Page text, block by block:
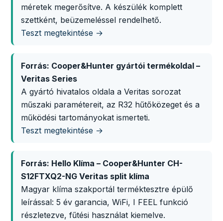
méretek megerősítve. A készülék komplett
szettként, beüzemeléssel rendelhető.
Teszt megtekintése →
Forrás: Cooper&Hunter gyártói termékoldal –
Veritas Series
A gyártó hivatalos oldala a Veritas sorozat
műszaki paramétereit, az R32 hűtőközeget és a
működési tartományokat ismerteti.
Teszt megtekintése →
Forrás: Hello Klíma – Cooper&Hunter CH-
S12FTXQ2-NG Veritas split klíma
Magyar klíma szakportál terméktesztre épülő
leírással: 5 év garancia, WiFi, I FEEL funkció
részletezve, fűtési használat kiemelve.